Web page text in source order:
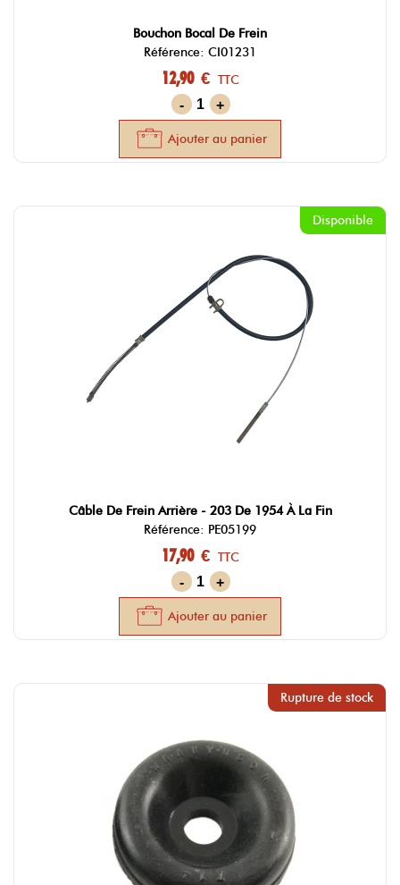
Bouchon Bocal De Frein
Référence: CI01231
12,90 € TTC
-
+
Ajouter au panier
Disponible
Câble De Frein Arrière - 203 De 1954 À La Fin
Référence: PE05199
17,90 € TTC
-
+
Ajouter au panier
Rupture de stock